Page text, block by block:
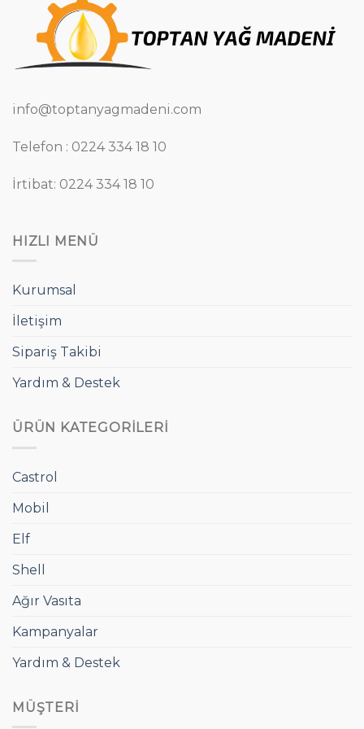
info@toptanyagmadeni.com
Telefon : 0224 334 18 10
İrtibat: 0224 334 18 10
HIZLI MENÜ
Kurumsal
İletişim
Sipariş Takibi
Yardım & Destek
ÜRÜN KATEGORILERI
Castrol
Mobil
Elf
Shell
Ağır Vasıta
Kampanyalar
Yardım & Destek
MÜŞTERI